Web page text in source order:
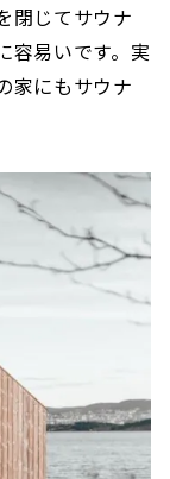
閉じてサウナ
容易いです。実
家にもサウナ